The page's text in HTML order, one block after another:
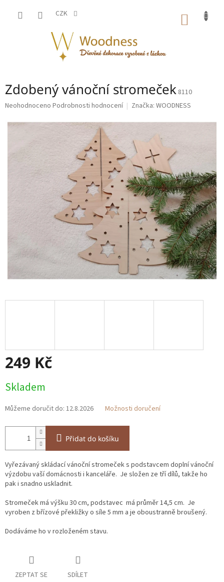
CZK
Zdobený vánoční stromeček 8110
Průměrné
produktu
hvězdiček.
Neohodnoceno Podrobnosti hodnocení Značka: WOODNESS
249 Kč
cena:
Skladem
Můžeme doručit do: 12.8.2026 Možnosti doručení
Přidat do košíku
Vyřezávaný skládací vánoční stromeček s podstavcem doplní vánoční
výzdobu vaší domácnosti i kanceláře. Je složen ze tří dílů, takže ho
pak i snadno uskladnit.
Stromeček má výšku 30 cm, podstavec má průměr 14,5 cm. Je
vyroben z břízové překližky o síle 5 mm a je oboustranně broušený.
Dodáváme ho v rozloženém stavu.
ZEPTAT SE SDÍLET